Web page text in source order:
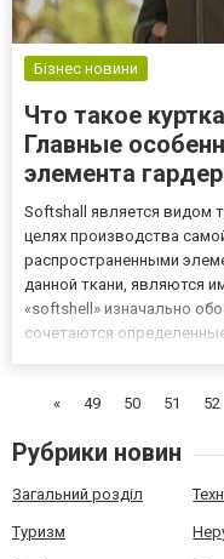
Бізнес новини
Что такое
Главные
элемента
Softshall является видом
целях производства
распространенными
данной ткани, являются
«softshell» изначально
сочетаются
термин обозначает
« 49 50 51 52
Рубрики новин
Загальний розділ
Туризм